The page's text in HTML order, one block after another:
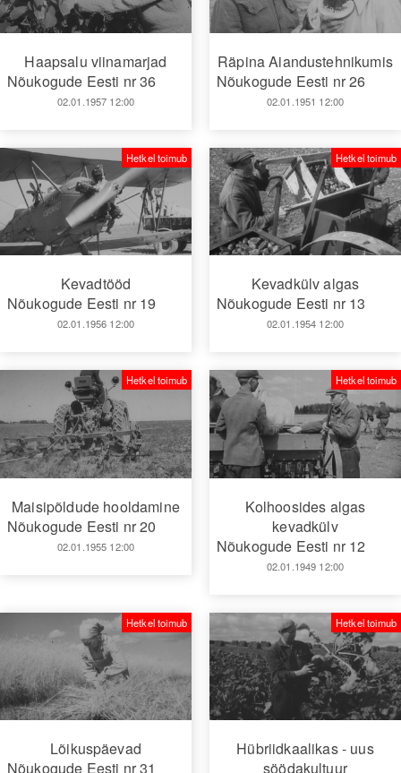
Haapsalu viinamarjad
Nõukogude Eesti nr 36
02.01.1957 12:00
Räpina Aiandustehnikumis
Nõukogude Eesti nr 26
02.01.1951 12:00
Kevadtööd
Nõukogude Eesti nr 19
02.01.1956 12:00
Hetkel toimub
Kevadkülv algas
Nõukogude Eesti nr 13
02.01.1954 12:00
Hetkel toimub
Maisipõldude hooldamine
Nõukogude Eesti nr 20
02.01.1955 12:00
Hetkel toimub
Kolhoosides algas
kevadkülv
Nõukogude Eesti nr 12
02.01.1949 12:00
Hetkel toimub
Lõikuspäevad
Nõukogude Eesti nr 31
Hetkel toimub
Hübriidkaalikas - uus
söödakultuur
Hetkel toimub